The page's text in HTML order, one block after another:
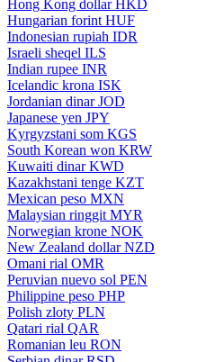
Hong Kong dollar HKD
Hungarian forint HUF
Indonesian rupiah IDR
Israeli sheqel ILS
Indian rupee INR
Icelandic krona ISK
Jordanian dinar JOD
Japanese yen JPY
Kyrgyzstani som KGS
South Korean won KRW
Kuwaiti dinar KWD
Kazakhstani tenge KZT
Mexican peso MXN
Malaysian ringgit MYR
Norwegian krone NOK
New Zealand dollar NZD
Omani rial OMR
Peruvian nuevo sol PEN
Philippine peso PHP
Polish zloty PLN
Qatari rial QAR
Romanian leu RON